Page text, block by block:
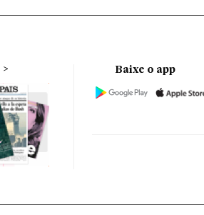
Baixe o app